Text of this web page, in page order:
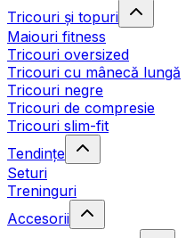
Tricouri și topuri
Maiouri fitness
Tricouri oversized
Tricouri cu mânecă lungă
Tricouri negre
Tricouri de compresie
Tricouri slim-fit
Tendințe
Seturi
Treninguri
Accesorii